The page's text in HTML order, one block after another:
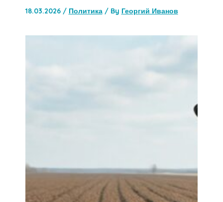
18.03.2026 / Политика/ By Георгий Иванов